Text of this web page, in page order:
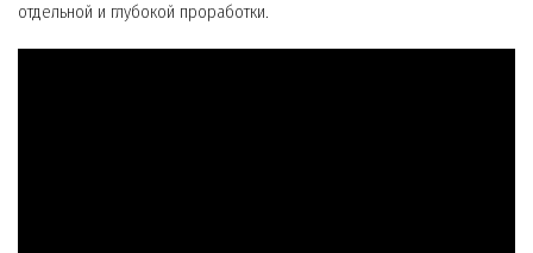
отдельной и глубокой проработки.